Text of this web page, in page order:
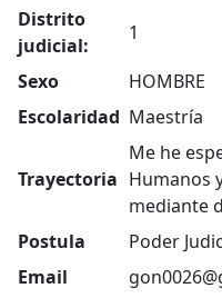
Distrito
judicial:
1
Sexo
HOMBRE
Escolaridad Maestría
Trayectoria
Me he
Humanos
mediante
Postula
Poder
Email